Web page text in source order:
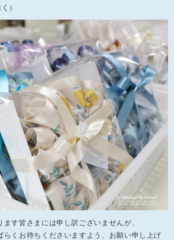
）
す皆さまには申し訳ございませんが、
らくお待ちくださいますよう、お願い申し上げ